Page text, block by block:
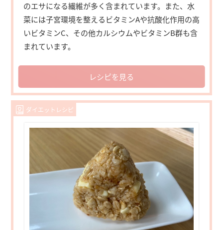
のエサになる繊維が多く含まれています。また、水
菜には子宮環境を整えるビタミンAや抗酸化作用の高
いビタミンC、その他カルシウムやビタミンB群も含
まれています。
レシピを見る
ダイエットレシピ